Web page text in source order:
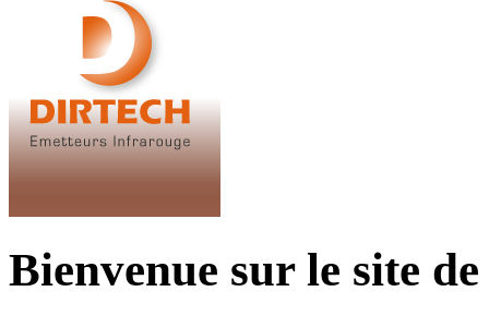
Bienvenue sur le site